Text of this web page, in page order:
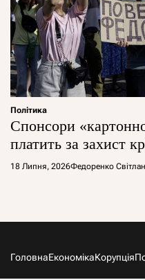
Політика
Спонсори
платить за захист
18 Липня, 2026Федоренко
ГоловнаЕкономікаКорупція